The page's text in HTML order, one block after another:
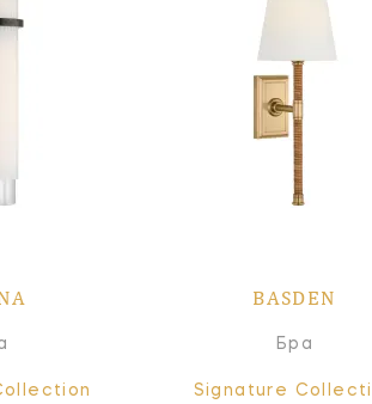
BASDEN
Бра
Signature